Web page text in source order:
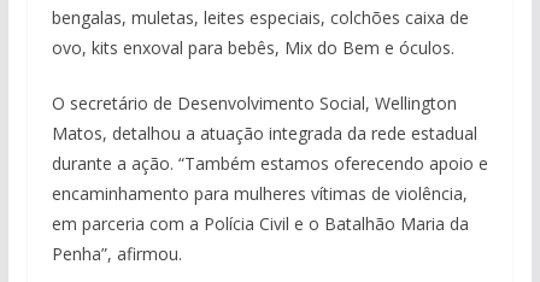
bengalas, muletas, leites especiais, colchões caixa de
ovo, kits enxoval para bebês, Mix do Bem e óculos.
O secretário de Desenvolvimento Social, Wellington
Matos, detalhou a atuação integrada da rede estadual
durante a ação. “Também estamos oferecendo apoio e
encaminhamento para mulheres vítimas de violência,
em parceria com a Polícia Civil e o Batalhão Maria da
Penha”, afirmou.